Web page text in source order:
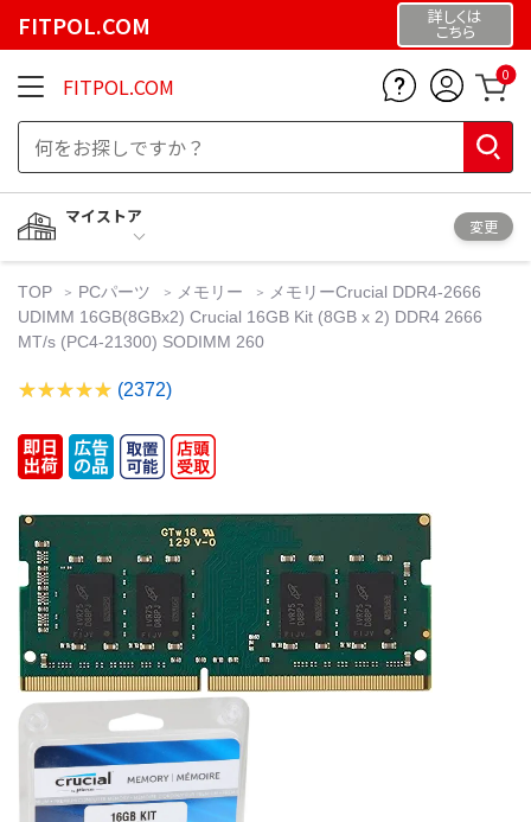
FITPOL.COM 詳しくは
こちら
FITPOL.COM 0
マイストア
変更
TOP PCパーツ メモリー
メモリーCrucial DDR4-2666
UDIMM 16GB(8GBx2) Crucial 16GB Kit (8GB x 2) DDR4 2666
MT/s (PC4-21300) SODIMM 260
(2372)